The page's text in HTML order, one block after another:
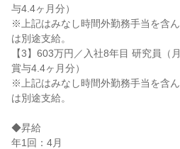
与4.4ヶ月分）
※上記はみなし時間外勤務手当を含
は別途支給。
【3】603万円／入社8年目 研究員（
賞与4.4ヶ月分）
※上記はみなし時間外勤務手当を含
は別途支給。
◆昇給
年1回：4月